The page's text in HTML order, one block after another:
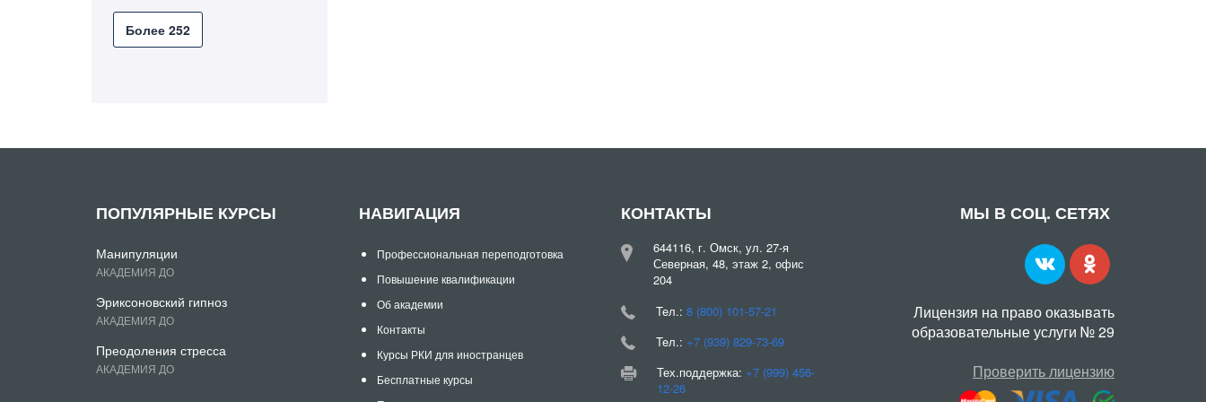
Более 252
ПОПУЛЯРНЫЕ КУРСЫ
Манипуляции
АКАДЕМИЯ ДО
Эриксоновский гипноз
АКАДЕМИЯ ДО
Преодоления стресса
АКАДЕМИЯ ДО
НАВИГАЦИЯ
Профессиональная переподготовка
Повышение квалификации
Об академии
Контакты
Курсы РКИ для иностранцев
Бесплатные курсы
КОНТАКТЫ
644116, г. Омск, ул. 27-я
Северная, 48, этаж 2, офис
204
Teл.: 8 (800) 101-57-21
Teл.: +7 (939) 829-73-69
Тех.поддержка: +7 (999) 456-
12-26
МЫ В СОЦ. СЕТЯХ
Лицензия на право оказывать
образовательные услуги № 29
Проверить лицензию